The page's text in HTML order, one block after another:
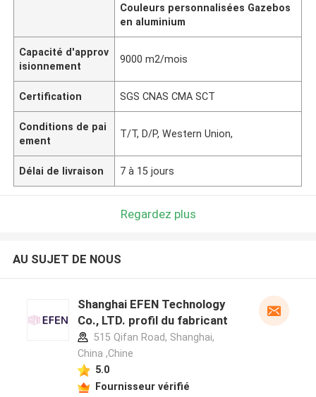
Couleurs personnalisées Gazebos
en aluminium
Capacité d'approv
isionnement
9000 m2/mois
Certification SGS CNAS CMA SCT
Conditions de pai
ement
T/T, D/P, Western Union,
Délai de livraison 7 à 15 jours
Regardez plus
AU SUJET DE NOUS
Shanghai EFEN Technology
Co., LTD. profil du fabricant
515 Qifan Road, Shanghai,
China ,Chine
5.0
Fournisseur vérifié